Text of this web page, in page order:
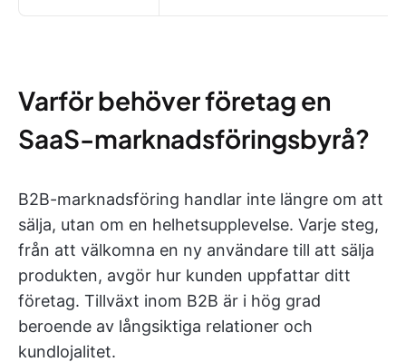
Varför behöver företag en
SaaS-marknadsföringsbyrå?
B2B-marknadsföring handlar inte längre om att
sälja, utan om en helhetsupplevelse. Varje steg,
från att välkomna en ny användare till att sälja
produkten, avgör hur kunden uppfattar ditt
företag. Tillväxt inom B2B är i hög grad
beroende av långsiktiga relationer och
kundlojalitet.